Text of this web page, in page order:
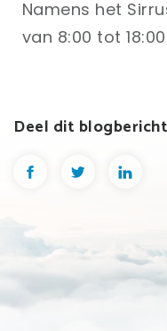
Namens het
van 8:00 tot
Deel dit blogbericht